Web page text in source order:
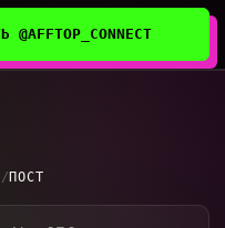
@AFFTOP_CONNECT
/ ПОСТ